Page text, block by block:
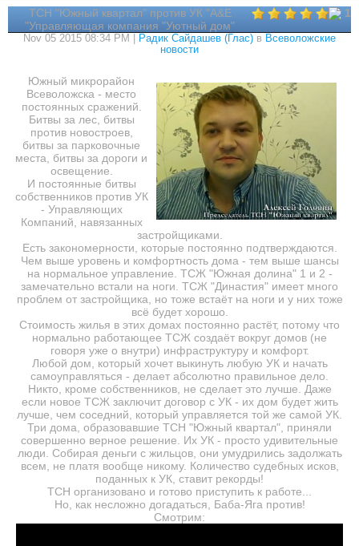
1
ТСН "Южный квартал" против УК "А&E
"Управляющая компания "Уютный дом"
Nov 05 2015 08:34 PM | Радик Сайдашев (Глас) в Всеволожские
новости
Южный микрорайон
Всеволожска - место
постоянных сражений.
Битвы за лес, битвы
против новостроев,
битвы за парковочные
места, битвы за дороги и
освещение.
И постоянные битвы
собственников против УК
- Управляющих
Компаний, навязанных
застройщиками.
Есть закономерности, которые постоянно подтверждаются.
Чем выше уровень и комфортность дома - тем выше шансы
на нормальное управление. ТСЖ "Южная долина" 1 и 2 -
замечательно встали на ноги. ТСЖ "Династия" имеет много
проблем от застройщика, но тоже встаёт на ноги и у них тоже
всё будет хорошо.
Стоимость жилья в этих домах постоянно растёт, потому что
нормально работающее ТСЖ создаёт вокруг домов (не
говоря уже о внутри) инфраструктуру и комфорт.
Любой дом, который хочет выкинуть любую УК и начать
самоуправляться - делает абсолютно правильное дело.
Никто, кроме собственников, не сделает это лучше. Даже
если новое ТСЖ заключит договор с УК - их дом будет жить
лучше, чем соседний, который управляется той же самой УК.
Три дома, образовавшие ТСН "Южный квартал", приняли
совершенно верное решение. Их УК - просто удивительные
люди. Собирая деньги с жильцов, они умудрились задолжать
всем, не платя вообще никому. Количество судебных исков,
поданных к УК, ставит рекорды!
ТСН организовано и готово приступить к работе...
Но, как несложно догадаться, Баба-Яга против!
Смотрим: